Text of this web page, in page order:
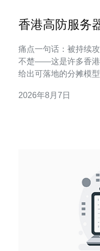
香港高防服务
痛点一句话：被持续
不楚——这是许多香港
给出可落地的分摊模
务器成本主要由带宽
2026年8月7日